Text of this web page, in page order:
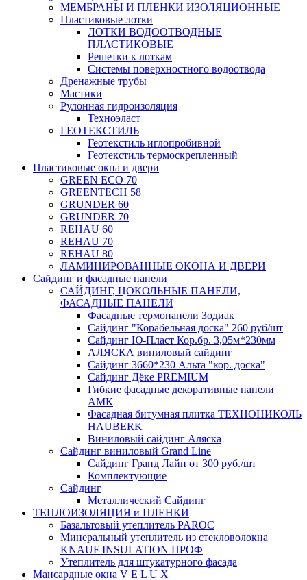
МЕМБРАНЫ И ПЛЕНКИ ИЗОЛЯЦИОННЫЕ
Пластиковые лотки
ЛОТКИ ВОДООТВОДНЫЕ
ПЛАСТИКОВЫЕ
Решетки к лоткам
Системы поверхностного водоотвода
Дренажные трубы
Мастики
Рулонная гидроизоляция
Техноэласт
ГЕОТЕКСТИЛЬ
Геотекстиль иглопробивной
Геотекстиль термоскрепленный
Пластиковые окна и двери
GREEN ECO 70
GREENTECH 58
GRUNDER 60
GRUNDER 70
REHAU 60
REHAU 70
REHAU 80
ЛАМИНИРОВАННЫЕ ОКОНА И ДВЕРИ
Сайдинг и фасадные панели
САЙДИНГ, ЦОКОЛЬНЫЕ ПАНЕЛИ,
ФАСАДНЫЕ ПАНЕЛИ
Фасадные термопанели Зодиак
Сайдинг "Корабельная доска" 260 руб/шт
Сайдинг Ю-Пласт Кор.бр. 3,05м*230мм
АЛЯСКА виниловый сайдинг
Сайдинг 3660*230 Альта "кор. доска"
Сайдинг Дёке PREMIUM
Гибкие фасадные декоративные панели
АМК
Фасадная битумная плитка ТЕХНОНИКОЛЬ
HAUBERK
Виниловый сайдинг Аляска
Сайдинг виниловый Grand Line
Сайдинг Гранд Лайн от 300 руб./шт
Комплектующие
Сайдинг
Металлический Сайдинг
ТЕПЛОИЗОЛЯЦИЯ и ПЛЕНКИ
Базальтовый утеплитель PAROC
Минеральный утеплитель из стекловолокна
KNAUF INSULATION ПРОФ
Утеплитель для штукатурного фасада
Мансардные окна V E L U X